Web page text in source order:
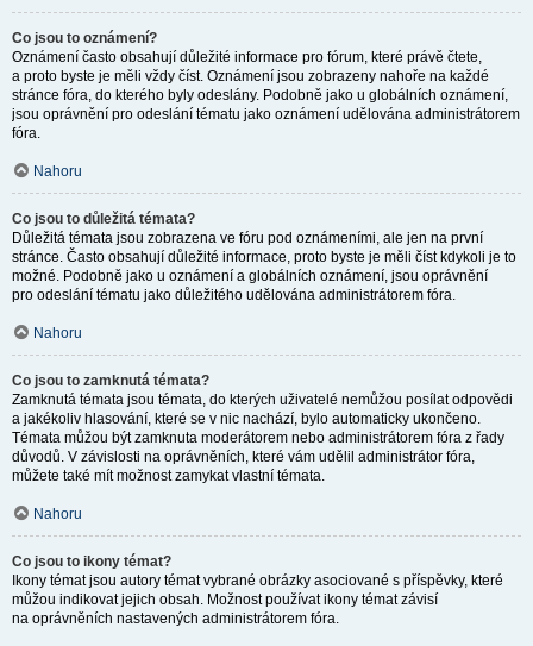
Co jsou to oznámení?
Oznámení často obsahují důležité informace pro fórum, které právě čtete,
a proto byste je měli vždy číst. Oznámení jsou zobrazeny nahoře na každé
stránce fóra, do kterého byly odeslány. Podobně jako u globálních oznámení,
jsou oprávnění pro odeslání tématu jako oznámení udělována administrátorem
fóra.
Nahoru
Co jsou to důležitá témata?
Důležitá témata jsou zobrazena ve fóru pod oznámeními, ale jen na první
stránce. Často obsahují důležité informace, proto byste je měli číst kdykoli je to
možné. Podobně jako u oznámení a globálních oznámení, jsou oprávnění
pro odeslání tématu jako důležitého udělována administrátorem fóra.
Nahoru
Co jsou to zamknutá témata?
Zamknutá témata jsou témata, do kterých uživatelé nemůžou posílat odpovědi
a jakékoliv hlasování, které se v nic nachází, bylo automaticky ukončeno.
Témata můžou být zamknuta moderátorem nebo administrátorem fóra z řady
důvodů. V závislosti na oprávněních, které vám udělil administrátor fóra,
můžete také mít možnost zamykat vlastní témata.
Nahoru
Co jsou to ikony témat?
Ikony témat jsou autory témat vybrané obrázky asociované s příspěvky, které
můžou indikovat jejich obsah. Možnost používat ikony témat závisí
na oprávněních nastavených administrátorem fóra.